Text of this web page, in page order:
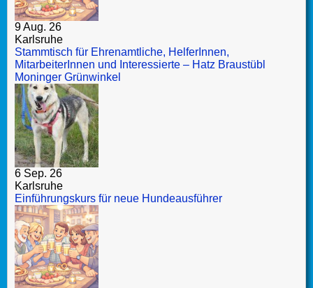
9 Aug. 26
Karlsruhe
Stammtisch für Ehrenamtliche, HelferInnen,
MitarbeiterInnen und Interessierte – Hatz Braustübl
Moninger Grünwinkel
6 Sep. 26
Karlsruhe
Einführungskurs für neue Hundeausführer